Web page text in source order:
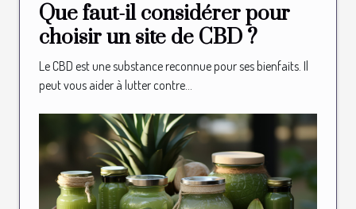
Que faut-il considérer pour
choisir un site de CBD ?
Le CBD est une substance reconnue pour ses bienfaits. Il
peut vous aider à lutter contre...